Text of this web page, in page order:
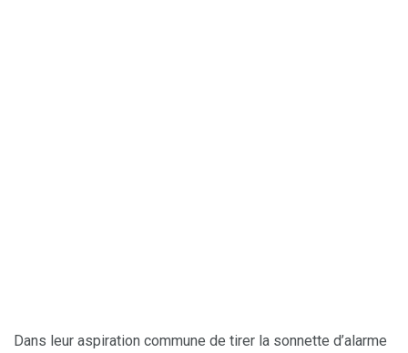
Dans leur aspiration commune de tirer la sonnette d’alarme